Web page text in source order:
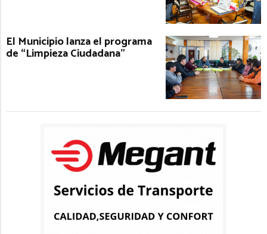
El Municipio lanza el programa
de “Limpieza Ciudadana”